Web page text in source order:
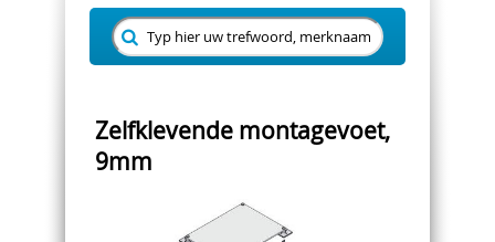
Zelfklevende montagevoet,
9mm